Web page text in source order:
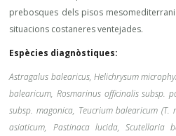
prebosques dels pisos
situacions costaneres ventejades.
Espècies diagnòstiques:
Astragalus balearicus, Helichrysum
balearicum, Rosmarinus officinalis subsp.
subsp. magonica, Teucrium balearicum (T.
asiaticum, Pastinaca lucida, Scutellaria